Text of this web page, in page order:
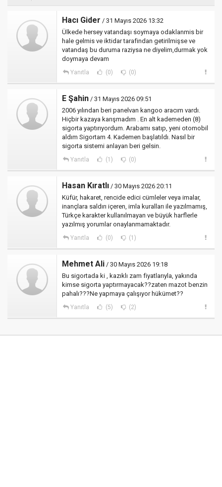
Hacı Gider / 31 Mayıs 2026 13:32
Ülkede hersey vatandaşı soymaya odaklanmis bir
hale gelmis ve iktidar tarafindan getirilmişse ve
vatandaş bu duruma raziysa ne diyelim,durmak yok
doymaya devam
Yanıtla (0) (0)
E Şahin / 31 Mayıs 2026 09:51
2006 yılından beri panelvan kangoo aracım vardı.
Hiçbir kazaya karışmadım . En alt kademeden (8)
sigorta yaptırıyordum. Arabamı satıp, yeni otomobil
aldım Sigortam 4. Kademen başlatıldı. Nasıl bir
sigorta sistemi anlayan beri gelsin.
Yanıtla (1) (0)
Hasan Kıratlı / 30 Mayıs 2026 20:11
Küfür, hakaret, rencide edici cümleler veya imalar,
inançlara saldırı içeren, imla kuralları ile yazılmamış,
Türkçe karakter kullanılmayan ve büyük harflerle
yazılmış yorumlar onaylanmamaktadır.
Yanıtla (0) (1)
Mehmet Ali / 30 Mayıs 2026 19:18
Bu sigortada ki , kazıklı zam fiyatlarıyla, yakında
kimse sigorta yaptırmayacak??zaten mazot benzin
pahalı???Ne yapmaya çalışıyor hükümet??
Yanıtla (5) (2)